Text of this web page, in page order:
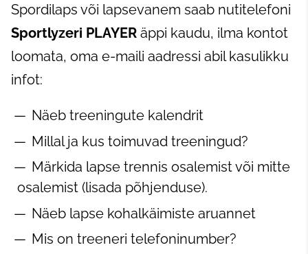
Spordilaps või lapsevanem saab nutitelefoni
Sportlyzeri PLAYER äppi kaudu, ilma kontot
loomata, oma e-maili aadressi abil kasulikku
infot:
Näeb treeningute kalendrit
Millal ja kus toimuvad treeningud?
Märkida lapse trennis osalemist või mitte
osalemist (lisada põhjenduse).
Näeb lapse kohalkäimiste aruannet
Mis on treeneri telefoninumber?